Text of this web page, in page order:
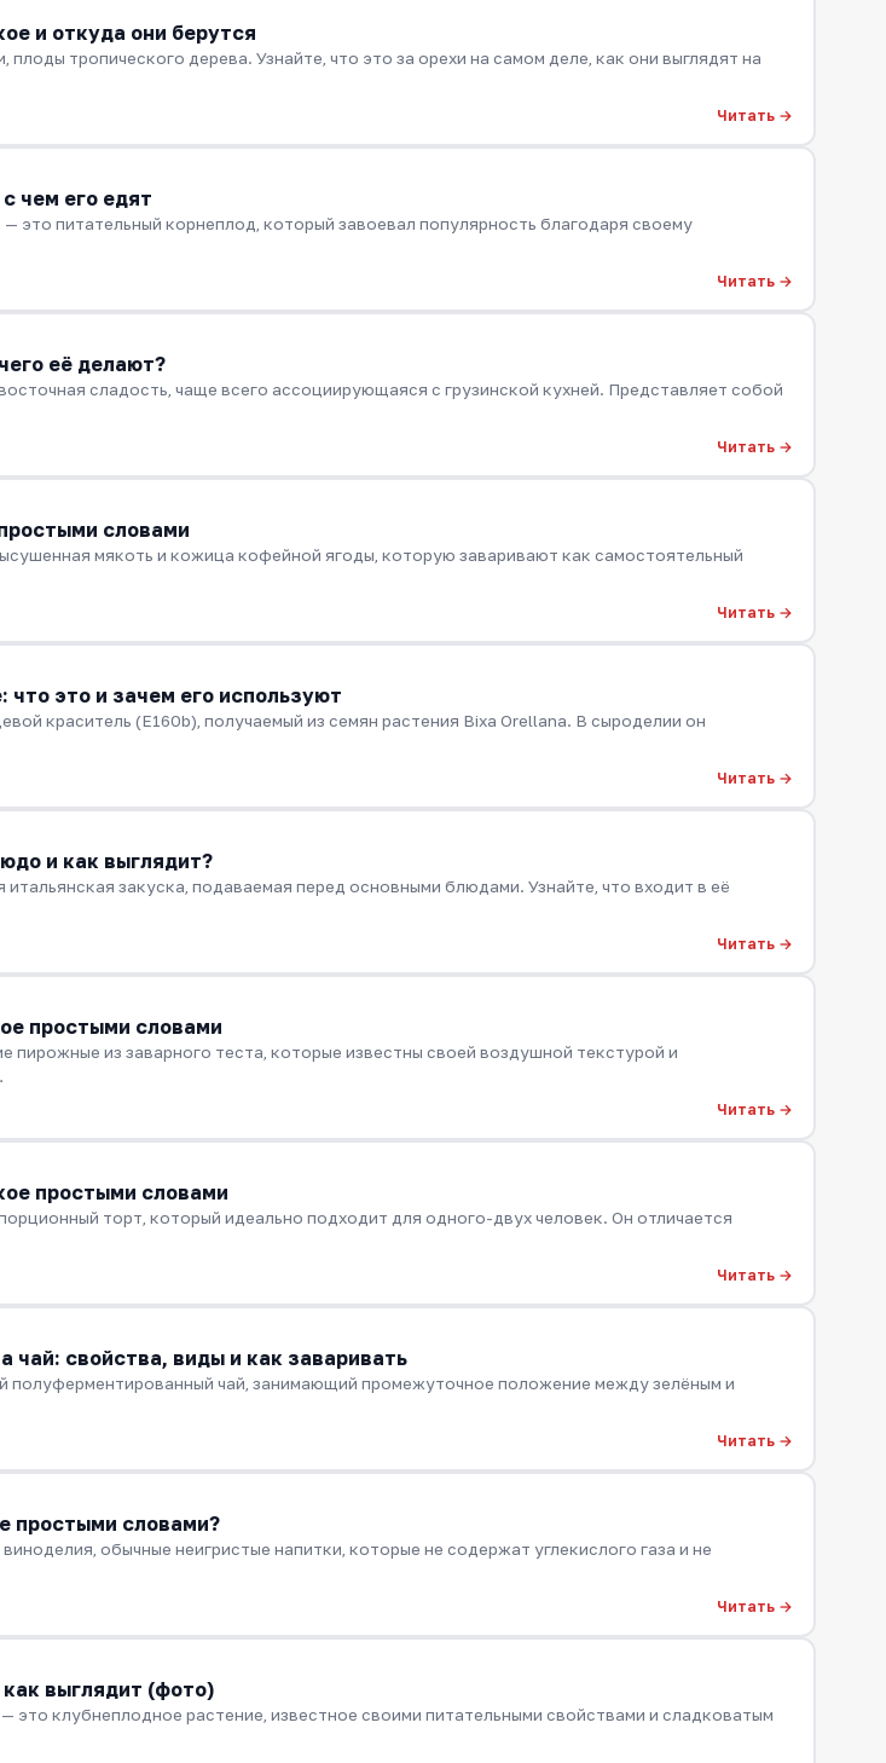
и откуда они берутся
тропического дерева. Узнайте, что это за орехи на самом деле, как они выглядят на
Читать →
чем его едят
это питательный корнеплод, который завоевал популярность благодаря своему
Читать →
её делают?
сладость, чаще всего ассоциирующаяся с грузинской кухней. Представляет собой
Читать →
словами
мякоть и кожица кофейной ягоды, которую заваривают как самостоятельный
Читать →
что это и зачем его используют
краситель (E160b), получаемый из семян растения Bixa Orellana. В сыроделии он
Читать →
и как выглядит?
закуска, подаваемая перед основными блюдами. Узнайте, что входит в её
Читать →
простыми словами
пирожные из заварного теста, которые известны своей воздушной текстурой и
Читать →
простыми словами
торт, который идеально подходит для одного-двух человек. Он отличается
Читать →
чай: свойства, виды и как заваривать
полуферментированный чай, занимающий промежуточное положение между зелёным и
Читать →
простыми словами?
обычные неигристые напитки, которые не содержат углекислого газа и не
Читать →
выглядит (фото)
это клубнеплодное растение, известное своими питательными свойствами и сладковатым